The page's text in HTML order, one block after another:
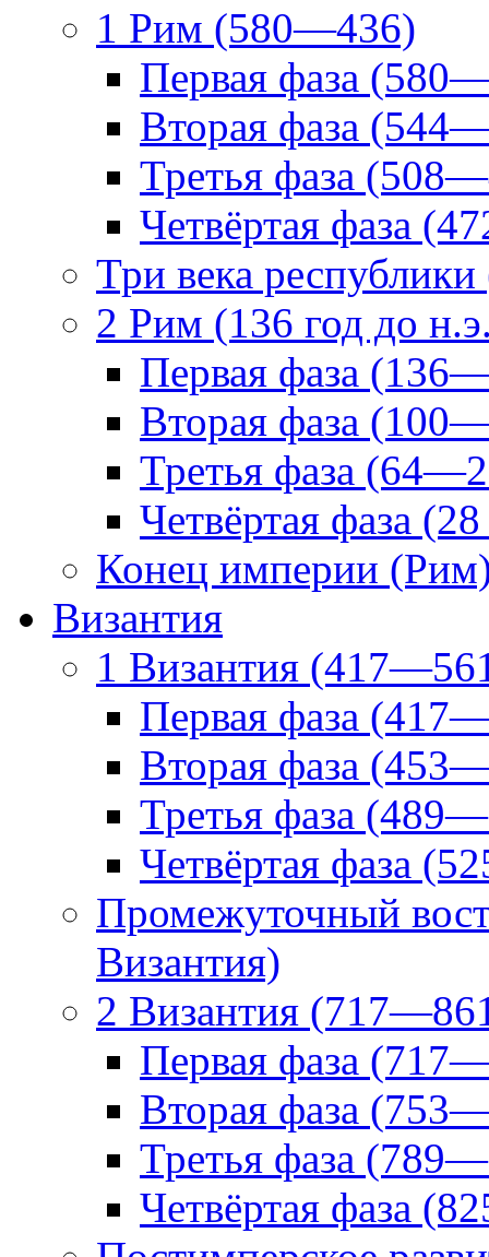
1 Рим (580—436)
Первая фаза
Вторая фаза
Третья фаза
Четвёртая фаза
Три века
2 Рим (136 год до
Первая фаза
Вторая фаза
Третья фаза
Четвёртая фаза
Конец империи
Византия
1 Византия
Первая фаза
Вторая фаза
Третья фаза
Четвёртая фаза
Промежуточный
Византия)
2 Византия
Первая фаза
Вторая фаза
Третья фаза
Четвёртая фаза